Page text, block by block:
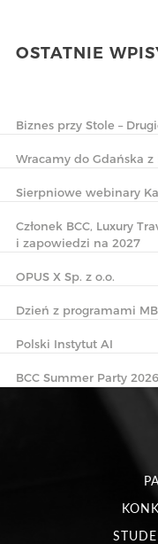
OSTATNIE
Biznes przy Stole –
Wracamy do Gdańska
Sierpniowe webinary
Członek BCC, Luxury
i zapowiedzi na 2027
OPUS X Sp. z o.o.
Dzień z programami
Polski Instytut AI
BCC Summer Party